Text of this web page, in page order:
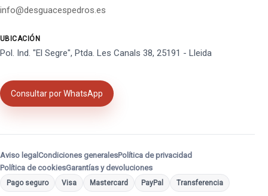
info@desguacespedros.es
UBICACIÓN
Pol. Ind. "El Segre", Ptda. Les Canals 38, 25191 - Lleida
Consultar por WhatsApp
Aviso legal Condiciones generalesPolítica de privacidad
Política de cookiesGarantías y devoluciones
Pago seguro Visa Mastercard PayPal Transferencia